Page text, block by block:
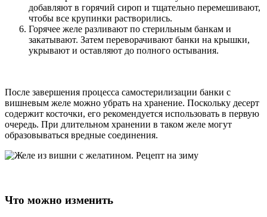
добавляют в горячий сироп и тщательно перемешивают,
чтобы все крупинки растворились.
Горячее желе разливают по стерильным банкам и
закатывают. Затем переворачивают банки на крышки,
укрывают и оставляют до полного остывания.
После завершения процесса самостерилизации банки с
вишневым желе можно убрать на хранение. Поскольку десерт
содержит косточки, его рекомендуется использовать в первую
очередь. При длительном хранении в таком желе могут
образовываться вредные соединения.
Что можно изменить